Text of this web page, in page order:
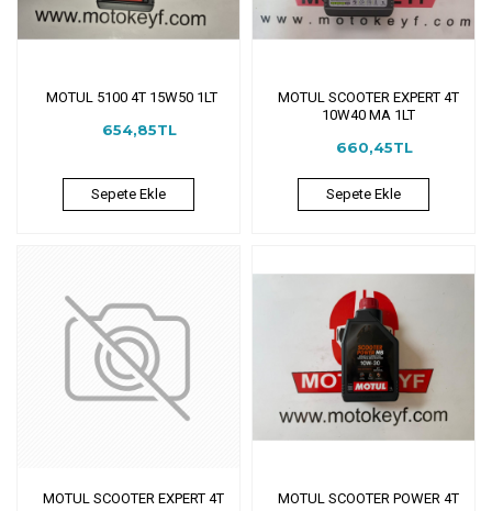
MOTUL 5100 4T 15W50 1LT
654,85TL
Sepete Ekle
MOTUL SCOOTER EXPERT 4T
10W40 MA 1LT
660,45TL
Sepete Ekle
MOTUL SCOOTER EXPERT 4T
MOTUL SCOOTER POWER 4T